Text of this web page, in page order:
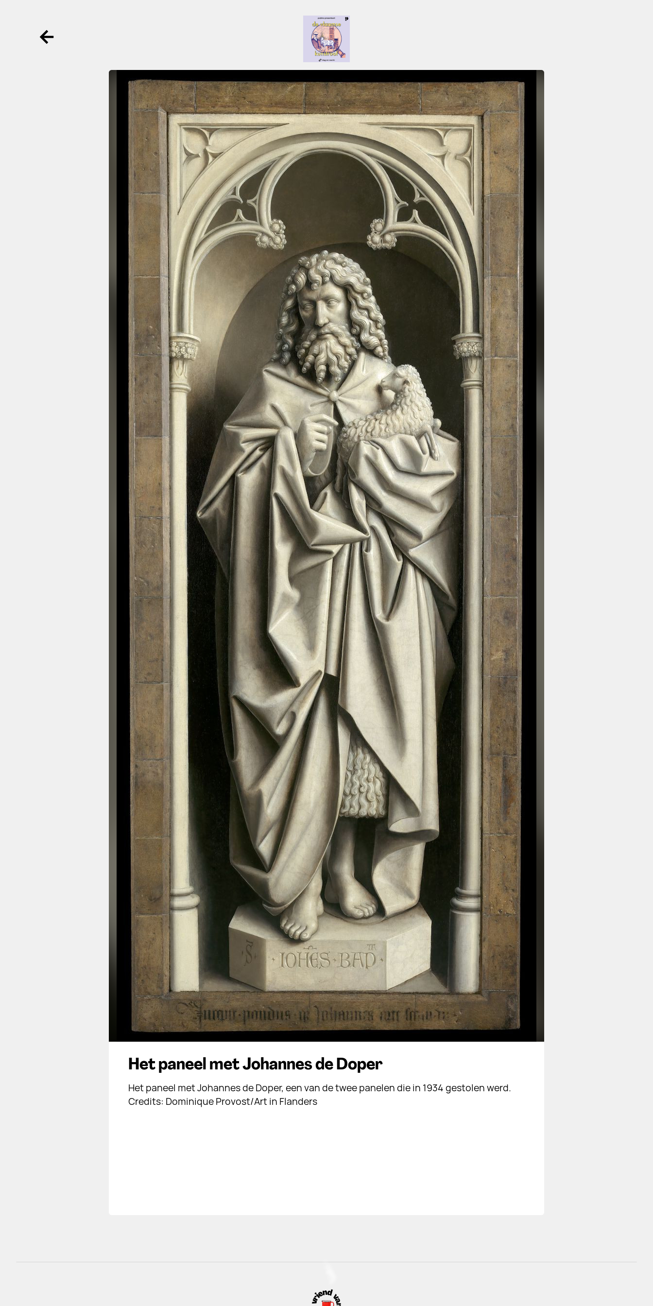
Ga terug
De Vlaamse Kunstroof
Het paneel met Johannes de Doper
Het paneel met Johannes de Doper, een van de twee panelen die in 1934 gestolen werd.
Credits: Dominique Provost/Art in Flanders